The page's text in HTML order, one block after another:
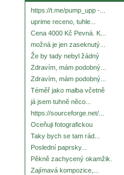
https://t.me/pump_upp -...
uprime receno, tuhle...
Cena 4000 Kč Pevná. K...
možná je jen zaseknutý...
Že by tady nebyl žádný
Zdravím, mám podobný...
Zdravím, mám podobný...
Téměř jako malba včetně
já jsem tuhně něco...
https://sourceforge.net/...
Oceňuji fotografickou
Taky bych se tam rád...
Poslední paprsky...
Pěkně zachycený okamžik.
Zajímavá kompozice,...